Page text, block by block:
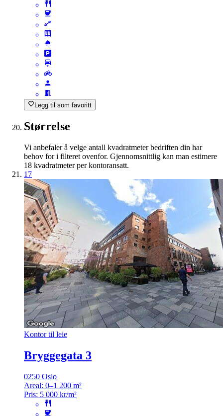
Legg til som favoritt
Størrelse
Vi anbefaler å velge antall kvadratmeter bedriften din har
behov for i filteret ovenfor. Gjennomsnittlig kan man estimere
18 kvadratmeter per kontoransatt.
17
Kontor til leie
Bryggegata 3
0250 Oslo
Areal: 0–1 200 m²
Pris: 5 000 kr/m²